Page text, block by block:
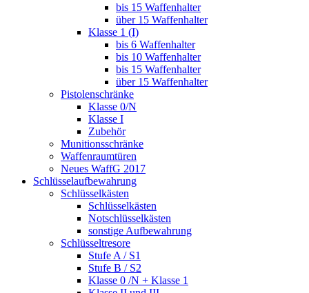
bis 15 Waffenhalter
über 15 Waffenhalter
Klasse 1 (I)
bis 6 Waffenhalter
bis 10 Waffenhalter
bis 15 Waffenhalter
über 15 Waffenhalter
Pistolenschränke
Klasse 0/N
Klasse I
Zubehör
Munitionsschränke
Waffenraumtüren
Neues WaffG 2017
Schlüsselaufbewahrung
Schlüsselkästen
Schlüsselkästen
Notschlüsselkästen
sonstige Aufbewahrung
Schlüsseltresore
Stufe A / S1
Stufe B / S2
Klasse 0 /N + Klasse 1